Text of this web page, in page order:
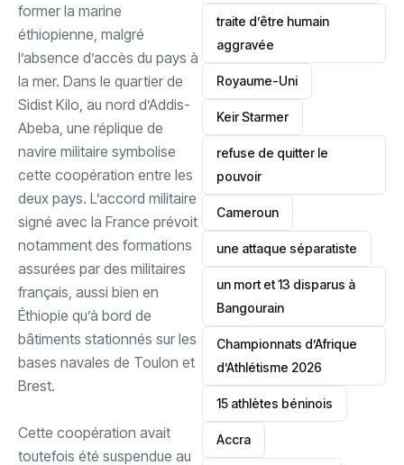
former la marine
éthiopienne, malgré
l’absence d’accès du pays à
la mer. ‎Dans le quartier de
Sidist Kilo, au nord d’Addis-
Abeba, une réplique de
navire militaire symbolise
cette coopération entre les
deux pays. L’accord militaire
signé avec la France prévoit
notamment des formations
assurées par des militaires
français, aussi bien en
Éthiopie qu’à bord de
bâtiments stationnés sur les
bases navales de Toulon et
Brest.
‎Cette coopération avait
toutefois été suspendue au
traite d’être humain
aggravée
‎Royaume-Uni
Keir Starmer
refuse de quitter le
pouvoir
‎Cameroun
une attaque séparatiste
un mort et 13 disparus à
Bangourain
‎Championnats d’Afrique
d’Athlétisme 2026
15 athlètes béninois
Accra